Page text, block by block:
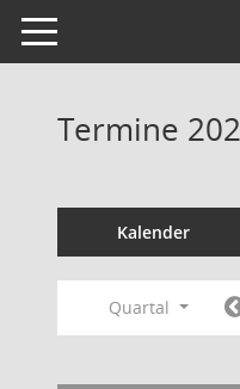
Toggle navigation
Termine
Kalender
Quartal